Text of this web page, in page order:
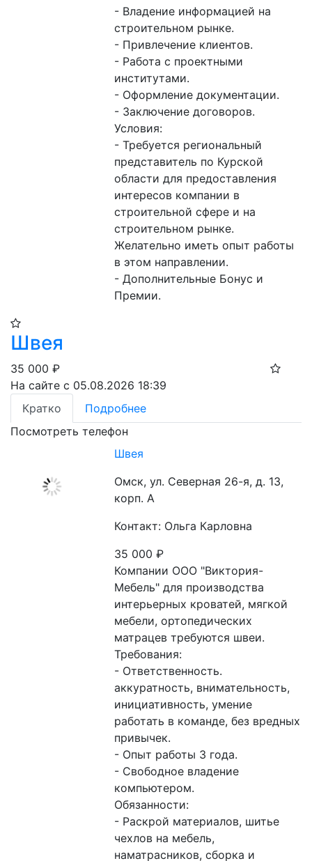
- Владение информацией на
строительном рынке.
- Привлечение клиентов.
- Работа с проектными
институтами.
- Оформление документации.
- Заключение договоров.
Условия:
- Требуется региональный
представитель по Курской
области для предоставления
интересов компании в
строительной сфере и на
строительном рынке.
Желательно иметь опыт работы
в этом направлении.
- Дополнительные Бонус и
Премии.
Швея
35 000 ₽
На сайте с 05.08.2026 18:39
Кратко
Подробнее
Посмотреть телефон
Швея
Омск, ул. Северная 26-я, д. 13,
корп. А
Контакт: Ольга Карловна
35 000₽
Компании ООО "Виктория-
Мебель" для производства
интерьерных кроватей, мягкой
мебели, ортопедических
матрацев требуются швеи.
Требования:
- Ответственность.
аккуратность, внимательность,
инициативность, умение
работать в команде, без вредных
привычек.
- Опыт работы 3 года.
- Свободное владение
компьютером.
Обязанности:
- Раскрой материалов, шитье
чехлов на мебель,
наматрасников, сборка и